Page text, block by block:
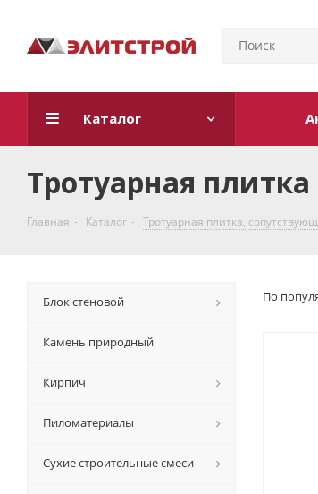
Каталог
Тротуарная
Главная - Каталог - Тротуарная плитка,
По
Блок стеновой
Камень природный
Кирпич
Пиломатериалы
Сухие строительные смеси